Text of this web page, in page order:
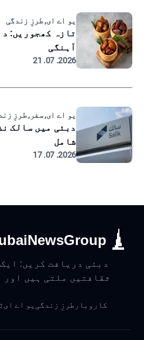
یو اے ای, طرزِ زندگی
تازہ کھجوریں:
آہنگی
2026. 07. 21
یو اے ای, سفر, طرزِ
شامل
2026. 07. 17
دبئی دریافت کریں:
ثقافتیں ملتی ہیں اور
کاروبار طرزِ زندگی یو اے ای